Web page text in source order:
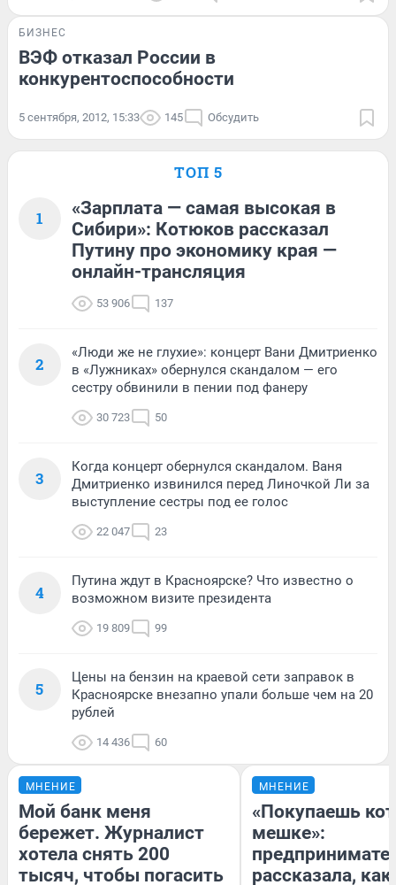
БИЗНЕС
ВЭФ отказал России в
конкурентоспособности
5 сентября, 2012, 15:33 145 Обсудить
ТОП 5
1
«Зарплата — самая высокая в
Сибири»: Котюков рассказал
Путину про экономику края —
онлайн-трансляция
53 906 137
2
«Люди же не глухие»: концерт Вани Дмитриенко
в «Лужниках» обернулся скандалом — его
сестру обвинили в пении под фанеру
30 723 50
3
Когда концерт обернулся скандалом. Ваня
Дмитриенко извинился перед Линочкой Ли за
выступление сестры под ее голос
22 047 23
4
Путина ждут в Красноярске? Что известно о
возможном визите президента
19 809 99
5
Цены на бензин на краевой сети заправок в
Красноярске внезапно упали больше чем на 20
рублей
14 436 60
МНЕНИЕ
Мой банк меня
бережет. Журналист
хотела снять 200
тысяч, чтобы погасить
МНЕНИЕ
«Покупаешь
мешке»:
рассказала, как